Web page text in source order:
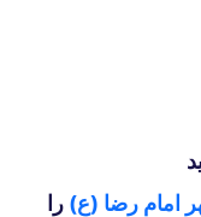
امام رضا (ع) را